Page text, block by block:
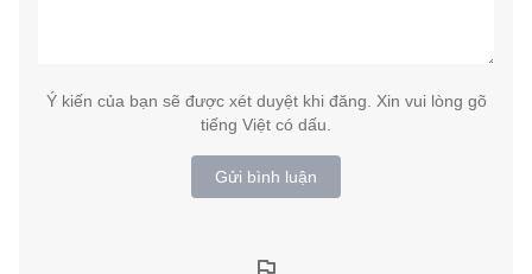
Ý kiến của bạn sẽ được xét duyệt khi đăng. Xin vui lòng gõ
tiếng Việt có dấu.
Gửi bình luận